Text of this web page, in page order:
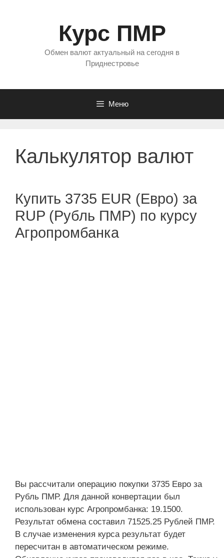
Курс ПМР
Обмен валют актуальный на сегодня в
Приднестровье
Меню
Калькулятор валют
Купить 3735 EUR (Евро) за
RUP (Рубль ПМР) по курсу
Агропромбанка
Вы рассчитали операцию покупки 3735 Евро за
Рубль ПМР. Для данной конвертации был
использован курс Агропромбанка: 19.1500.
Результат обмена составил 71525.25 Рублей ПМР.
В случае изменения курса результат будет
пересчитан в автоматическом режиме.